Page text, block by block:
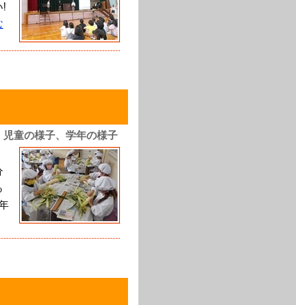
!
児童の様子、学年の様子